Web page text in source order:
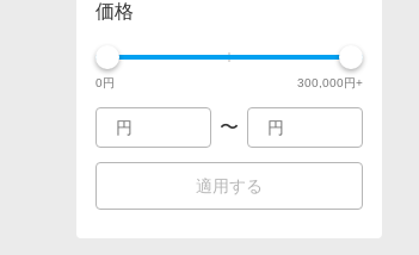
価格
0円 300,000円+
〜
適用する